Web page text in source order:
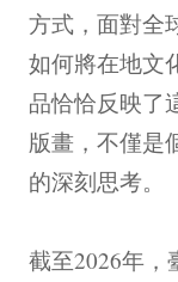
方式，面對全
如何將在地文
品恰恰反映了
版畫，不僅是
的深刻思考。
截至2026年，